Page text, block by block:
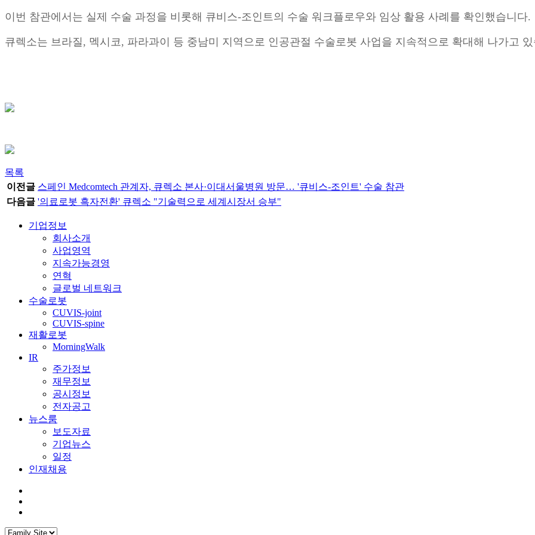
이번 참관에서는 실제 수술 과정을 비롯해 큐비스-조인트의 수술 워크플로우와 임상 활용 사례를 확인했습니다.
큐렉소는 브라질, 멕시코, 파라과이 등 중남미 지역으로 인공관절 수술로봇 사업을 지속적으로 확대해 나가고
목록
이전글 스페인 Medcomtech 관계자, 큐렉소 본사·이대서울병원 방문… '큐비스-조인트' 수술 참관
다음글 '의료로봇 흑자전환' 큐렉소 "기술력으로 세계시장서 승부"
기업정보
회사소개
사업영역
지속가능경영
연혁
글로벌 네트워크
수술로봇
CUVIS-joint
CUVIS-spine
재활로봇
MorningWalk
IR
주가정보
재무정보
공시정보
전자공고
뉴스룸
보도자료
기업뉴스
일정
인재채용